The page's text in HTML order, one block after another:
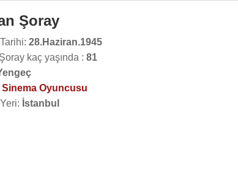
Şoray
28.Haziran.1945
kaç yaşında : 81
Sinema Oyuncusu
İstanbul